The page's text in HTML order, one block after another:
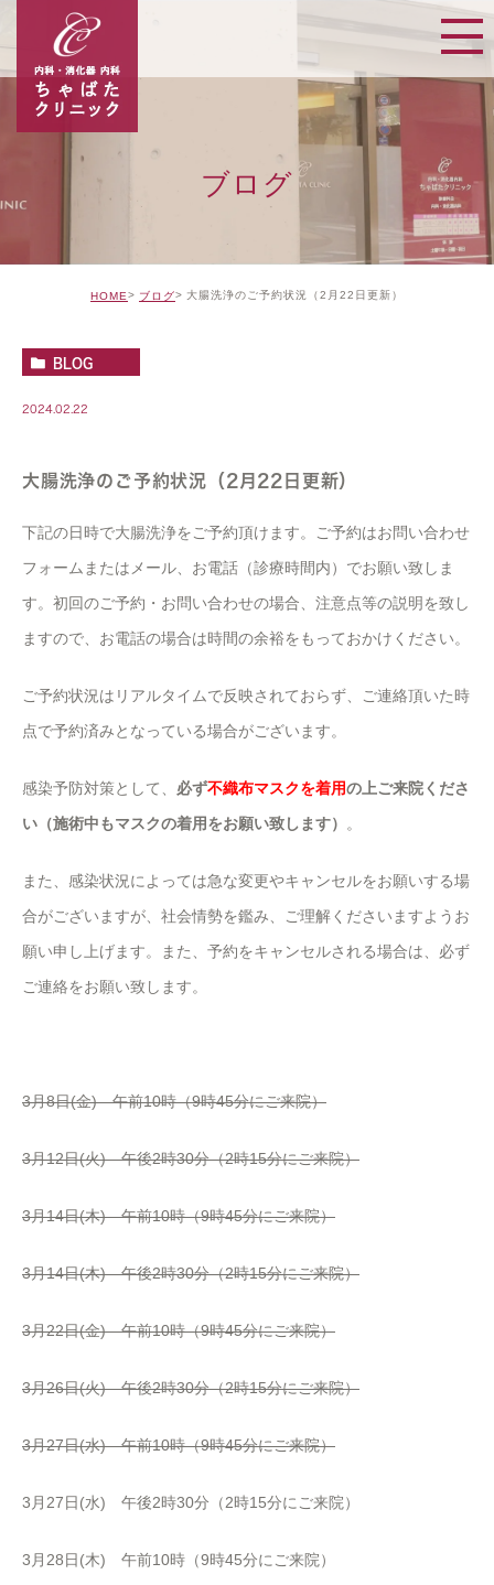
ブログ
HOME ブログ 大腸洗浄のご予約状況（2月22日更新）
BLOG
2024.02.22
大腸洗浄のご予約状況（2月22日更新）
下記の日時で大腸洗浄をご予約頂けます。ご予約はお問い合わせ
フォームまたはメール、お電話（診療時間内）でお願い致しま
す。初回のご予約・お問い合わせの場合、注意点等の説明を致し
ますので、お電話の場合は時間の余裕をもっておかけください。
ご予約状況はリアルタイムで反映されておらず、ご連絡頂いた時
点で予約済みとなっている場合がございます。
感染予防対策として、 必ず不織布マスクを着用の上ご来院くださ
い（施術中もマスクの着用をお願い致します）
。
また、感染状況によっては急な変更やキャンセルをお願いする場
合がございますが、社会情勢を鑑み、ご理解くださいますようお
願い申し上げます。また、予約をキャンセルされる場合は、必ず
ご連絡をお願い致します。
3月8日(金) 午前10時（9時45分にご来院）
3月12日(火) 午後2時30分（2時15分にご来院）
3月14日(木) 午前10時（9時45分にご来院）
3月14日(木) 午後2時30分（2時15分にご来院）
3月22日(金) 午前10時（9時45分にご来院）
3月26日(火) 午後2時30分（2時15分にご来院）
3月27日(水) 午前10時（9時45分にご来院）
3月27日(水) 午後2時30分（2時15分にご来院）
3月28日(木) 午前10時（9時45分にご来院）